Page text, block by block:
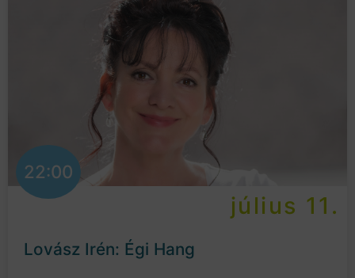
22:00
július 11.
Lovász Irén: Égi Hang